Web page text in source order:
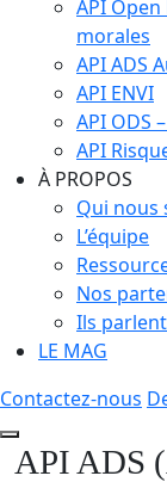
API
morales
API ADS
API ENVI
API ODS
API
À PROPOS
Qui nous
L’équipe
Nos
Ils
LE MAG
Contactez-nous
API ADS